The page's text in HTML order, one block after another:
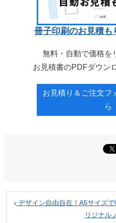
冊子印刷のお見積も
無料・自動で価格を
お見積書のPDFダウン
お見積り＆ご注文フ
ら
デザイン自由自在！A5サイズ
リジナル